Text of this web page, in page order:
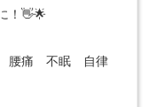
！👋🌟
痛 不眠 自律